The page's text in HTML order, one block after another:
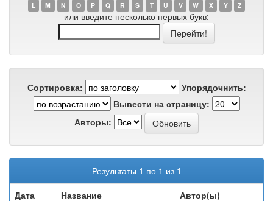
L
M N O P Q R S T U V W X Y Z
или введите несколько первых букв:
Сортировка:
Упорядочнить:
Вывести на страницу:
Авторы:
Результаты 1 по 1 из 1
Дата
Название Автор(ы)